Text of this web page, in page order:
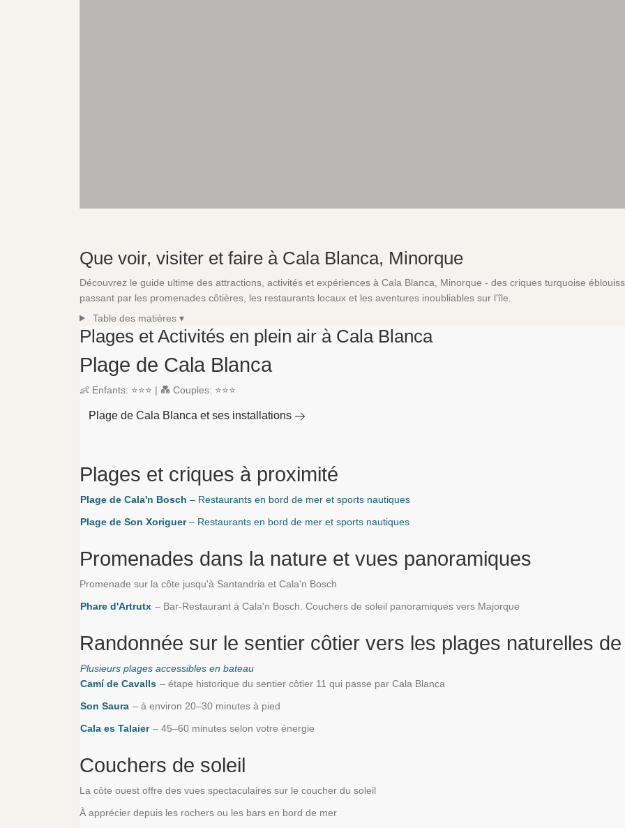
Que voir, visiter et faire à Cala Blanca, Minorque
Découvrez le guide ultime des attractions, activités et expériences à Cala Blanca, Minorque - des criques turquoise
passant par les promenades côtières, les restaurants locaux et les aventures inoubliables sur l'île.
Table des matières ▾
Plages et Activités en plein air à Cala Blanca
Plage de Cala Blanca
👶 Enfants: ⭐⭐⭐ | 💑 Couples: ⭐⭐⭐
Plage de Cala Blanca et ses installations
Plages et criques à proximité
Plage de Cala'n Bosch – Restaurants en bord de mer et sports nautiques
Plage de Son Xoriguer– Restaurants en bord de mer et sports nautiques
Promenades dans la nature et vues panoramiques
Promenade sur la côte jusqu'à Santandria et Cala'n Bosch
Phare d'Artrutx – Bar-Restaurant à Cala'n Bosch. Couchers de soleil panoramiques vers Majorque
Randonnée sur le sentier côtier vers les plages naturelles
Plusieurs plages accessibles en bateau
Camí de Cavalls – étape historique du sentier côtier 11 qui passe par Cala Blanca
Son Saura – à environ 20–30 minutes à pied
Cala es Talaier – 45–60 minutes selon votre énergie
Couchers de soleil
La côte ouest offre des vues spectaculaires sur le coucher du soleil
À apprécier depuis les rochers ou les bars en bord de mer